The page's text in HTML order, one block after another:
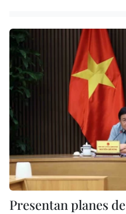
Presentan planes